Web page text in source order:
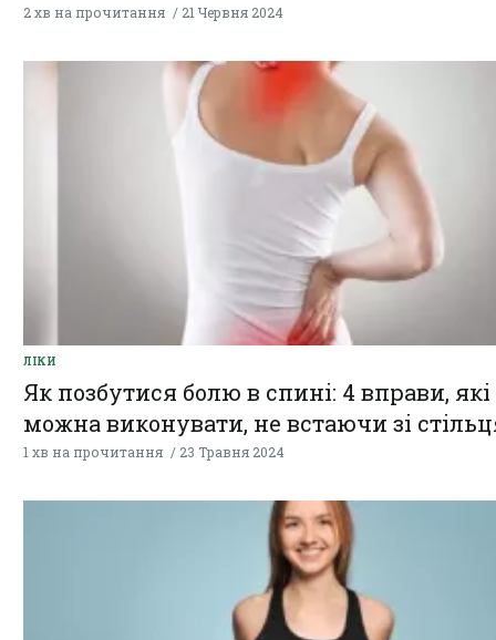
2 хв на прочитання 21 Червня 2024
ЛІКИ
Як позбутися болю в спині: 4 вправи, які
можна виконувати, не встаючи зі
1 хв на прочитання 23 Травня 2024